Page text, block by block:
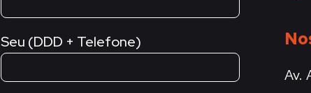
Seu (DDD + Telefone)
Av.